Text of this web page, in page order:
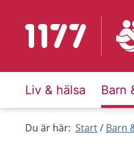
Till startsidan för 1177
Liv & hälsa Barn
Du är här: Start Barn